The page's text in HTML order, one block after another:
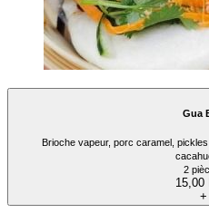
Gua
Brioche vapeur, porc caramel,
2
15,00
+